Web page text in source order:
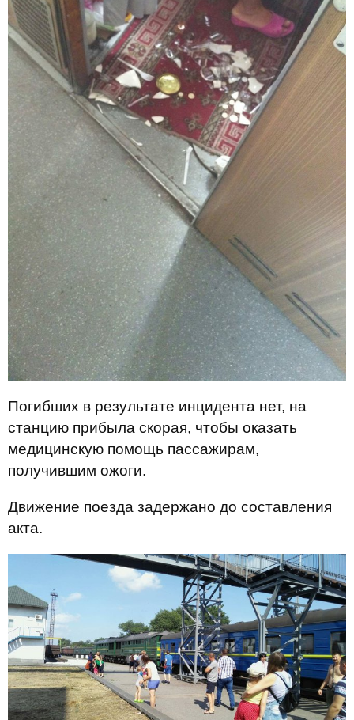
Погибших в результате инцидента нет, на
станцию прибыла скорая, чтобы оказать
медицинскую помощь пассажирам,
получившим ожоги.
Движение поезда задержано до составления
акта.